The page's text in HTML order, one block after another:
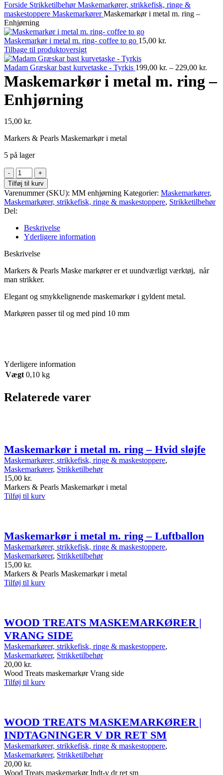
Forside StrikketilbehørMaskemarkører, strikkefisk, ringe &
maskestoppere MaskemarkørerMaskemarkør i metal m. ring –
Enhjørning
Maskemarkør i metal m. ring- coffee to go 15,00 kr.
Tilbage til produktoversigt
Madam Græskar bast kurvetaske - Tyrkis 199,00 kr. – 229,00 kr.
til
Maskemarkør i metal m. ring –
Enhjørning
15,00 kr.
Markers & Pearls Maskemarkør i metal
5 på lager
Maskemarkør
i
metal
m.
ring
-
Enhjørning
antal
Tilføj til kurv
Varenummer (SKU): MM enhjørning Kategorier: Maskemarkører,
Maskemarkører, strikkefisk, ringe & maskestoppere, Strikketilbehør
Del:
Beskrivelse
Yderligere information
Beskrivelse
Markers & Pearls Maske markører er et uundværligt værktøj, når
man strikker.
Elegant og smykkelignende maskemarkør i gyldent metal.
Markøren passer til og med pind 10 mm
Yderligere information
Vægt 0,10 kg
Relaterede varer
Maskemarkør i metal m. ring – Hvid sløjfe
Maskemarkører, strikkefisk, ringe & maskestoppere,
Maskemarkører, Strikketilbehør
15,00 kr.
Markers & Pearls Maskemarkør i metal
Tilføj til kurv
Maskemarkør i metal m. ring – Luftballon
Maskemarkører, strikkefisk, ringe & maskestoppere,
Maskemarkører, Strikketilbehør
15,00 kr.
Markers & Pearls Maskemarkør i metal
Tilføj til kurv
WOOD TREATS MASKEMARKØRER |
VRANG SIDE
Maskemarkører, strikkefisk, ringe & maskestoppere,
Maskemarkører, Strikketilbehør
20,00 kr.
Wood Treats maskemarkør Vrang side
Tilføj til kurv
WOOD TREATS MASKEMARKØRER |
INDTAGNINGER V DR RET SM
Maskemarkører, strikkefisk, ringe & maskestoppere,
Maskemarkører, Strikketilbehør
20,00 kr.
Wood Treats maskemarkør Indt-v dr ret sm